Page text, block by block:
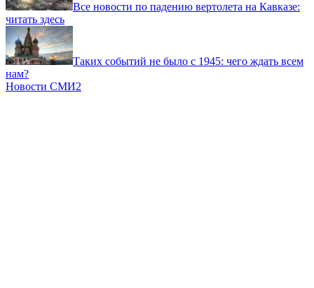
Все новости по падению вертолета на Кавказе:
читать здесь
Таких событий не было с 1945: чего ждать всем
нам?
Новости СМИ2